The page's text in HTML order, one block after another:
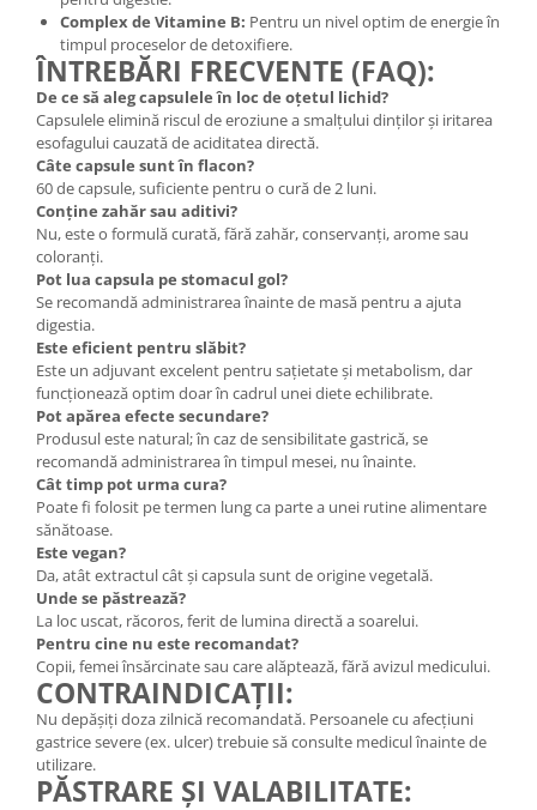
Complex de Vitamine B: Pentru un nivel optim de energie în
timpul proceselor de detoxifiere.
ÎNTREBĂRI FRECVENTE (FAQ):
De ce să aleg capsulele în loc de oțetul lichid?
Capsulele elimină riscul de eroziune a smalțului dinților și iritarea
esofagului cauzată de aciditatea directă.
Câte capsule sunt în flacon?
60 de capsule, suficiente pentru o cură de 2 luni.
Conține zahăr sau aditivi?
Nu, este o formulă curată, fără zahăr, conservanți, arome sau
coloranți.
Pot lua capsula pe stomacul gol?
Se recomandă administrarea înainte de masă pentru a ajuta
digestia.
Este eficient pentru slăbit?
Este un adjuvant excelent pentru sațietate și metabolism, dar
funcționează optim doar în cadrul unei diete echilibrate.
Pot apărea efecte secundare?
Produsul este natural; în caz de sensibilitate gastrică, se
recomandă administrarea în timpul mesei, nu înainte.
Cât timp pot urma cura?
Poate fi folosit pe termen lung ca parte a unei rutine alimentare
sănătoase.
Este vegan?
Da, atât extractul cât și capsula sunt de origine vegetală.
Unde se păstrează?
La loc uscat, răcoros, ferit de lumina directă a soarelui.
Pentru cine nu este recomandat?
Copii, femei însărcinate sau care alăptează, fără avizul medicului.
CONTRAINDICAȚII:
Nu depășiți doza zilnică recomandată. Persoanele cu afecțiuni
gastrice severe (ex. ulcer) trebuie să consulte medicul înainte de
utilizare.
PĂSTRARE ȘI VALABILITATE: